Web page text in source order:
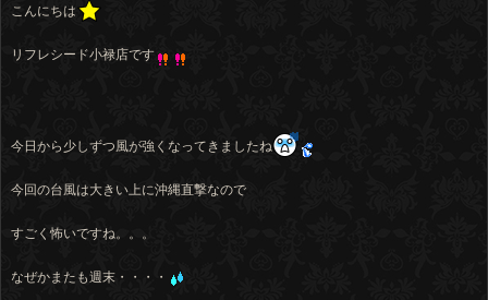
こんにちは
リフレシード小禄店です
今日から少しずつ風が強くなってきましたね
今回の台風は大きい上に沖縄直撃なので
すごく怖いですね。。。
なぜかまたも週末・・・・